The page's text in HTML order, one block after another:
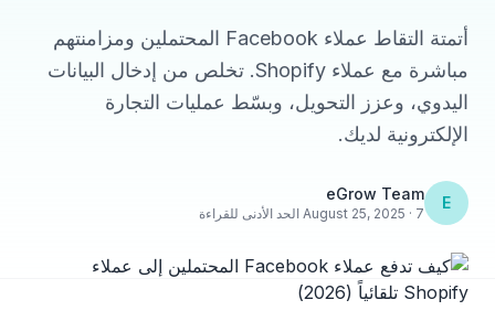
أتمتة التقاط عملاء Facebook المحتملين ومزامنتهم
مباشرة مع عملاء Shopify. تخلص من إدخال البيانات
اليدوي، وعزز التحويل، وبسّط عمليات التجارة
الإلكترونية لديك.
E
eGrow Team
August 25, 2025 · 7 الحد الأدنى للقراءة